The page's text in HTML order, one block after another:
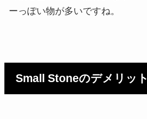
ーっぽい物が多いですね。
Small Stoneのデメリット